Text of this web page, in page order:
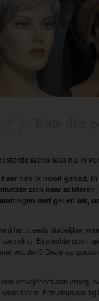
wens was nu in
heb ik nooit gehad.
zich naar
met gel en lak,
het steeds duidelijker
aarzeling. Bij slechte ogen,
worden? Deze
verwijsbrief aan vroeg,
wilde lopen. Een afspraak